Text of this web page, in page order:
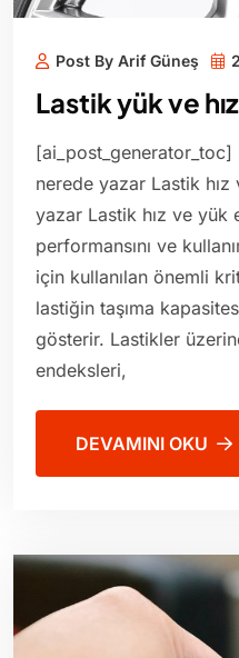
Post By Arif Güneş
Lastik yük ve
nerede yazar Lastik
yazar Lastik hız ve yük
performansını ve
için kullanılan önemli
lastiğin taşıma
gösterir. Lastikler
endeksleri,
DEVAMINI OKU